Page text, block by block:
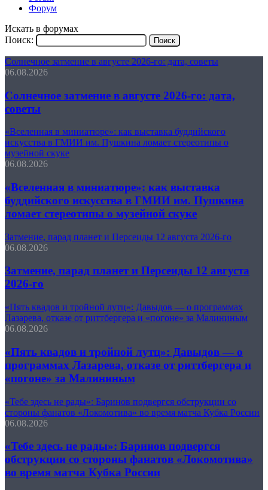
Форум
Искать в форумах
Поиск:
Солнечное затмение в августе 2026-го: дата, советы
06.08.2026
Солнечное затмение в августе 2026-го: дата,
советы
«Вселенная в миниатюре»: как выставка буддийского
искусства в ГМИИ им. Пушкина ломает стереотипы о
музейной скуке
06.08.2026
«Вселенная в миниатюре»: как выставка
буддийского искусства в ГМИИ им. Пушкина
ломает стереотипы о музейной скуке
Затмение, парад планет и Персеиды 12 августа 2026-го
06.08.2026
Затмение, парад планет и Персеиды 12 августа
2026-го
«Пять квадов и тройной лутц»: Давыдов — о программах
Лазарева, отказе от риттбергера и «погоне» за Малининым
06.08.2026
«Пять квадов и тройной лутц»: Давыдов — о
программах Лазарева, отказе от риттбергера и
«погоне» за Малининым
«Тебе здесь не рады»: Баринов подвергся обструкции со
стороны фанатов «Локомотива» во время матча Кубка России
06.08.2026
«Тебе здесь не рады»: Баринов подвергся
обструкции со стороны фанатов «Локомотива»
во время матча Кубка России